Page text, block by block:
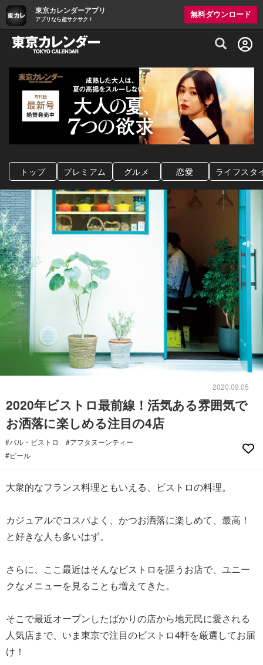
東京カレンダーアプリ
アプリなら超サクサク！
無料ダウンロード
グルメ情報・プレミアムレストラン予約
トップ プレミアム グルメ 恋愛 ライフスタ
2020.09.05
2020年ビストロ最前線！活気ある雰囲気で
お洒落に楽しめる注目の4店
#バル・ビストロ
#アフタヌーンティー
#ビール
大衆的なフランス料理ともいえる、ビストロの料理。
カジュアルでコスパよく、かつお洒落に楽しめて、最高！
と好きな人も多いはず。
さらに、ここ最近はそんなビストロを謳うお店で、ユニー
クなメニューを見ることも増えてきた。
そこで最近オープンしたばかりの店から地元民に愛される
人気店まで、いま東京で注目のビストロ4軒を厳選してお届
け！